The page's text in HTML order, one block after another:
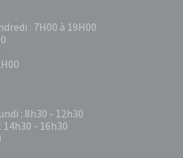
: 7H00 à 19H00
: 8h30 - 12h30
- 16h30